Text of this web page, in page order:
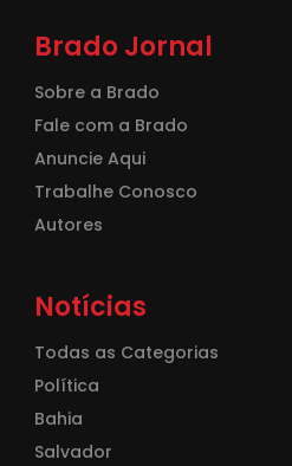
Brado Jornal
Sobre a Brado
Fale com a Brado
Anuncie Aqui
Trabalhe Conosco
Autores
Notícias
Todas as Categorias
Política
Bahia
Salvador